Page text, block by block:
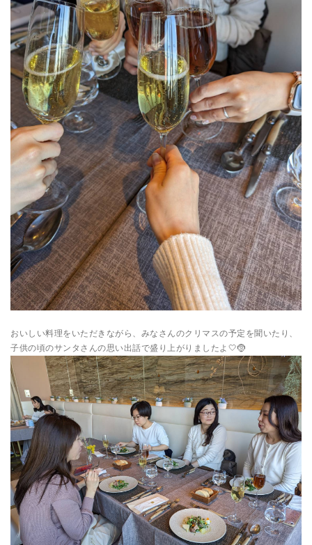
おいしい料理をいただきながら、みなさんのクリマスの予定を聞いたり、
子供の頃のサンタさんの思い出話で盛り上がりましたよ🤍🤶